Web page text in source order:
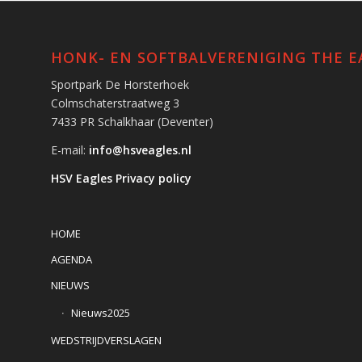
HONK- EN SOFTBALVERENIGING THE
Sportpark De Horsterhoek
Colmschaterstraatweg 3
7433 PR Schalkhaar (Deventer)
E-mail: info@hsveagles.nl
HSV Eagles Privacy policy
HOME
AGENDA
NIEUWS
Nieuws2025
WEDSTRIJDVERSLAGEN